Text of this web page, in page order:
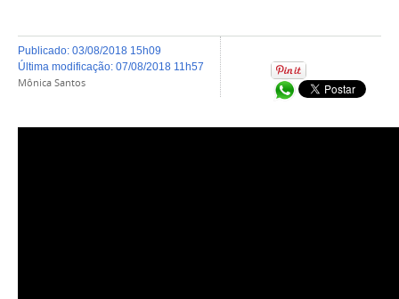
Compartilhar no
publicado: 03/08/2018 15h09
última modificação: 07/08/2018 11h57
Mônica Santos